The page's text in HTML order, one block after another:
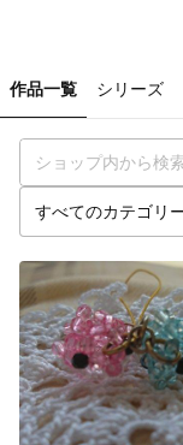
作品一覧 シリーズ